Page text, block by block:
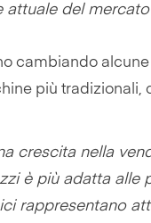
del
cambiando
più tradizionali,
crescita nella
è più adatta alle
rappresentano